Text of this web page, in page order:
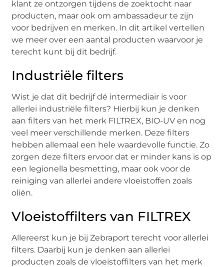
klant ze ontzorgen tijdens de zoektocht naar
producten, maar ook om ambassadeur te zijn
voor bedrijven en merken. In dit artikel vertellen
we meer over een aantal producten waarvoor je
terecht kunt bij dit bedrijf.
Industriële filters
Wist je dat dit bedrijf dé intermediair is voor
allerlei industriële filters? Hierbij kun je denken
aan filters van het merk FILTREX, BIO-UV en nog
veel meer verschillende merken. Deze filters
hebben allemaal een hele waardevolle functie. Zo
zorgen deze filters ervoor dat er minder kans is op
een legionella besmetting, maar ook voor de
reiniging van allerlei andere vloeistoffen zoals
oliën.
Vloeistoffilters van FILTREX
Allereerst kun je bij Zebraport terecht voor allerlei
filters. Daarbij kun je denken aan allerlei
producten zoals de vloeistoffilters van het merk